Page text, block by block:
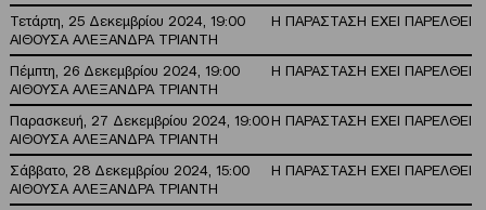
Τετάρτη, 25 Δεκεμβρίου 2024, 19:00
Η ΠΑΡΑΣΤΑΣΗ ΕΧΕΙ ΠΑΡΕΛΘΕΙ
ΑΙΘΟΥΣΑ ΑΛΕΞΑΝΔΡΑ ΤΡΙΑΝΤΗ
Πέμπτη, 26 Δεκεμβρίου 2024, 19:00
Η ΠΑΡΑΣΤΑΣΗ ΕΧΕΙ ΠΑΡΕΛΘΕΙ
ΑΙΘΟΥΣΑ ΑΛΕΞΑΝΔΡΑ ΤΡΙΑΝΤΗ
Παρασκευή, 27 Δεκεμβρίου 2024, 19:00Η ΠΑΡΑΣΤΑΣΗ ΕΧΕΙ ΠΑΡΕΛΘΕΙ
ΑΙΘΟΥΣΑ ΑΛΕΞΑΝΔΡΑ ΤΡΙΑΝΤΗ
Σάββατο, 28 Δεκεμβρίου 2024, 15:00
Η ΠΑΡΑΣΤΑΣΗ ΕΧΕΙ ΠΑΡΕΛΘΕΙ
ΑΙΘΟΥΣΑ ΑΛΕΞΑΝΔΡΑ ΤΡΙΑΝΤΗ